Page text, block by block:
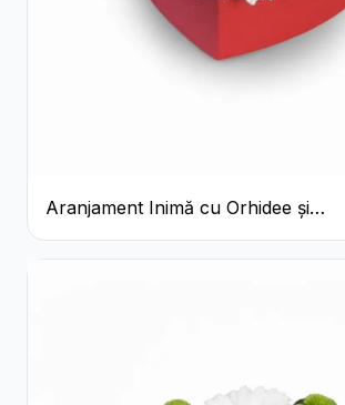
Aranjament Inimă cu Orhidee și
Floarea Miresei